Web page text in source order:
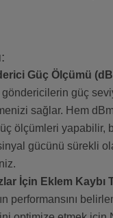
Güç Ölçümü
göndericilerin güç
sağlar. Hem
ölçümleri yapabilir,
gücünü sürekli
İçin Eklem Kaybı
performansını